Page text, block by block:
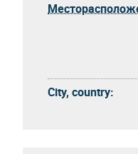
City, country: